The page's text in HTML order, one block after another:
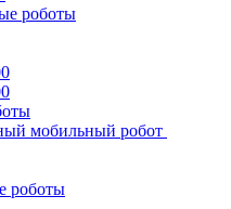
роботы
мобильный робот
роботы